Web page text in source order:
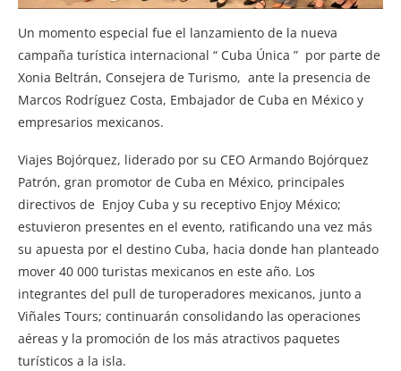
Un momento especial fue el lanzamiento de la nueva
campaña turística internacional “ Cuba Única ” por parte de
Xonia Beltrán, Consejera de Turismo, ante la presencia de
Marcos Rodríguez Costa, Embajador de Cuba en México y
empresarios mexicanos.
Viajes Bojórquez, liderado por su CEO Armando Bojórquez
Patrón, gran promotor de Cuba en México, principales
directivos de Enjoy Cuba y su receptivo Enjoy México;
estuvieron presentes en el evento, ratificando una vez más
su apuesta por el destino Cuba, hacia donde han planteado
mover 40 000 turistas mexicanos en este año. Los
integrantes del pull de turoperadores mexicanos, junto a
Viñales Tours; continuarán consolidando las operaciones
aéreas y la promoción de los más atractivos paquetes
turísticos a la isla.